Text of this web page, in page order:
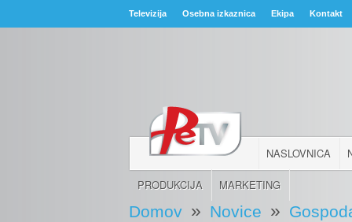
Televizija Osebna izkaznica Ekipa Kontakt
NASLOVNICA
PRODUKCIJA MARKETING
Domov » Novice »